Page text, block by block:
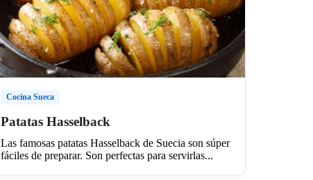
Cocina Sueca
Patatas Hasselback
Las famosas patatas Hasselback de Suecia son súper
fáciles de preparar. Son perfectas para servirlas...